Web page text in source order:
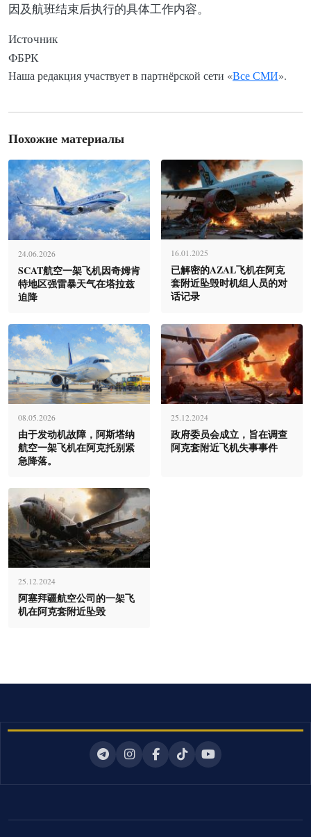
因及航班结束后执行的具体工作内容。
Источник
ФБРК
Наша редакция участвует в партнёрской сети «Все СМИ».
Похожие материалы
24.06.2026
SCAT航空一架飞机因奇姆肯
特地区强雷暴天气在塔拉兹
迫降
16.01.2025
已解密的AZAL飞机在阿克
套附近坠毁时机组人员的对
话记录
08.05.2026
由于发动机故障，阿斯塔纳
航空一架飞机在阿克托别紧
急降落。
25.12.2024
政府委员会成立，旨在调查
阿克套附近飞机失事事件
25.12.2024
阿塞拜疆航空公司的一架飞
机在阿克套附近坠毁